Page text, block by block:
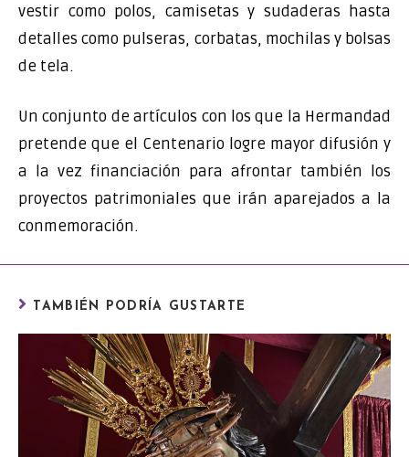
vestir como polos, camisetas y sudaderas hasta
detalles como pulseras, corbatas, mochilas y bolsas
de tela.
Un conjunto de artículos con los que la Hermandad
pretende que el Centenario logre mayor difusión y
a la vez financiación para afrontar también los
proyectos patrimoniales que irán aparejados a la
conmemoración.
TAMBIÉN PODRÍA GUSTARTE